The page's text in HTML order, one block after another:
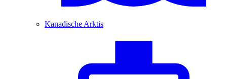
Kanadische Arktis